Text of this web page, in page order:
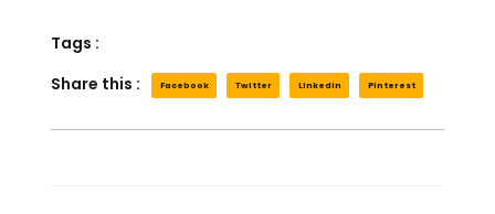
Tags :
Share this :
Facebook Twitter LinkedIn Pinterest